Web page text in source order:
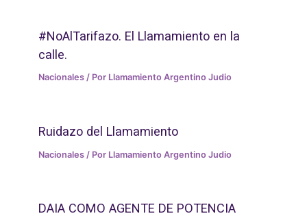
#NoAlTarifazo. El Llamamiento en la
calle.
Nacionales / Por Llamamiento Argentino Judio
Ruidazo del Llamamiento
Nacionales / Por Llamamiento Argentino Judio
DAIA COMO AGENTE DE POTENCIA